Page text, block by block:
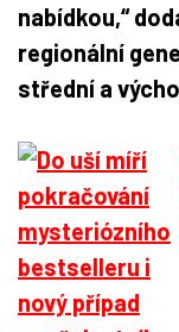
nabídkou,“
regionální
střední a